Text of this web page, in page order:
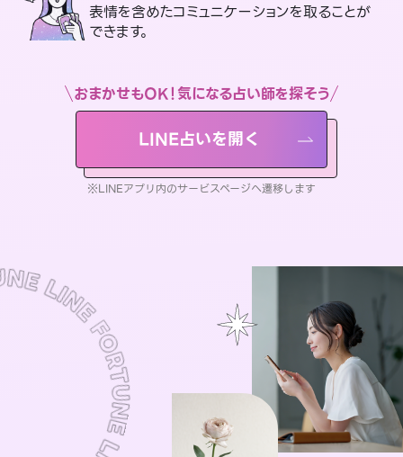
表情を含めたコミュニケーションを取ることが
できます。
おまかせもOK！気になる占い師を探そう
LINE占いを開く
※LINEアプリ内のサービスページへ遷移します